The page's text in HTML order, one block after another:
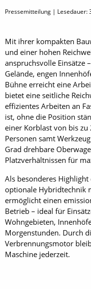
Pressemitteilung | Lesedauer:
Mit ihrer kompakten
und einer hohen
anspruchsvolle Einsätze
Gelände, engen
Bühne erreicht eine
bietet eine seitliche
effizientes Arbeiten an
ist, ohne die Position
einer Korblast von bis
Personen samt
Grad drehbare
Platzverhältnissen für
Als besonderes
optionale Hybridtechnik
ermöglicht einen
Betrieb – ideal für
Wohngebieten,
Morgenstunden. Durch
Verbrennungsmotor
Maschine jederzeit.